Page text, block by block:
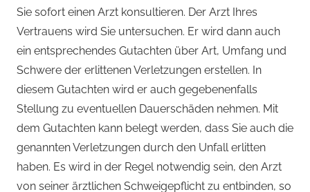
Sie sofort einen Arzt konsultieren. Der Arzt Ihres
Vertrauens wird Sie untersuchen. Er wird dann auch
ein entsprechendes Gutachten über Art, Umfang und
Schwere der erlittenen Verletzungen erstellen. In
diesem Gutachten wird er auch gegebenenfalls
Stellung zu eventuellen Dauerschäden nehmen. Mit
dem Gutachten kann belegt werden, dass Sie auch die
genannten Verletzungen durch den Unfall erlitten
haben. Es wird in der Regel notwendig sein, den Arzt
von seiner ärztlichen Schweigepflicht zu entbinden, so